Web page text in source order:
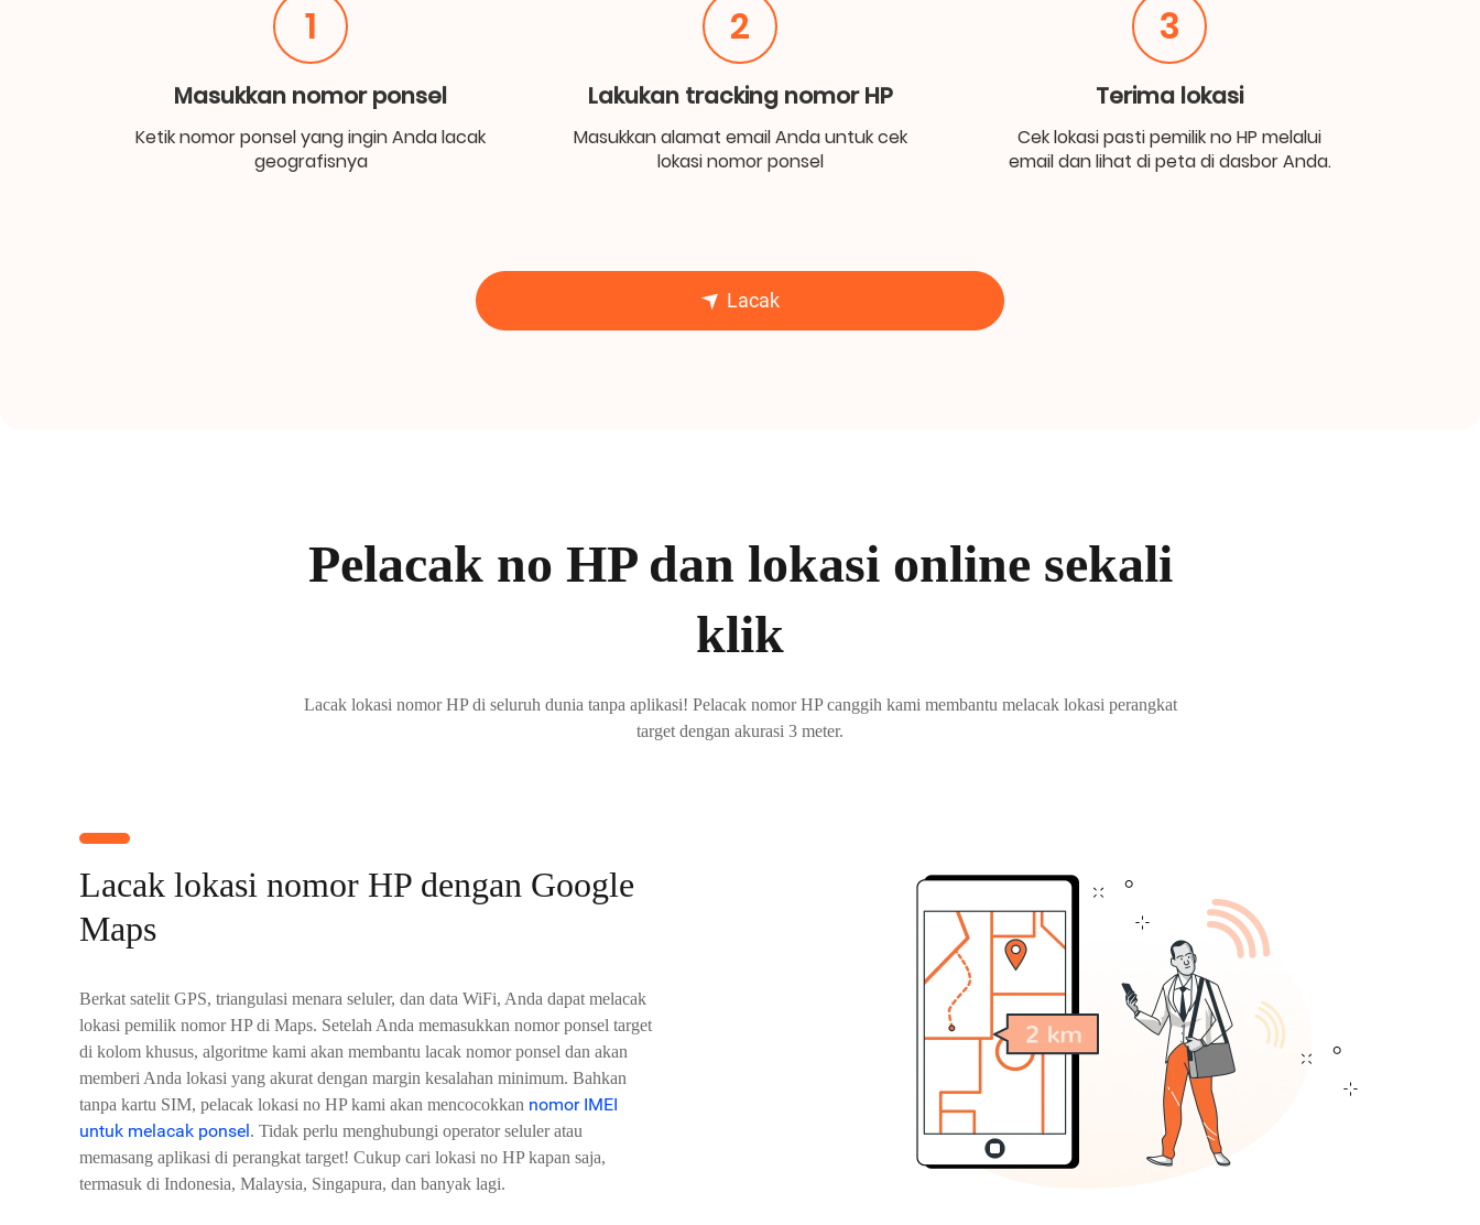
1
Masukkan nomor ponsel
Ketik nomor ponsel yang ingin Anda lacak
geografisnya
2
Lakukan tracking nomor HP
Masukkan alamat email Anda untuk cek
lokasi nomor ponsel
3
Terima lokasi
Cek lokasi pasti pemilik no HP melalui
email dan lihat di peta di dasbor Anda.
Lacak
Pelacak no HP dan lokasi online sekali
klik
Lacak lokasi nomor HP di seluruh dunia tanpa aplikasi! Pelacak nomor HP canggih kami membantu melacak lokasi perangkat
target dengan akurasi 3 meter.
Lacak lokasi nomor HP dengan Google
Maps
Berkat satelit GPS, triangulasi menara seluler, dan data WiFi, Anda dapat melacak
lokasi pemilik nomor HP di Maps. Setelah Anda memasukkan nomor ponsel target
di kolom khusus, algoritme kami akan membantu lacak nomor ponsel dan akan
memberi Anda lokasi yang akurat dengan margin kesalahan minimum. Bahkan
tanpa kartu SIM, pelacak lokasi no HP kami akan mencocokkan nomor IMEI
untuk melacak ponsel. Tidak perlu menghubungi operator seluler atau
memasang aplikasi di perangkat target! Cukup cari lokasi no HP kapan saja,
termasuk di Indonesia, Malaysia, Singapura, dan banyak lagi.